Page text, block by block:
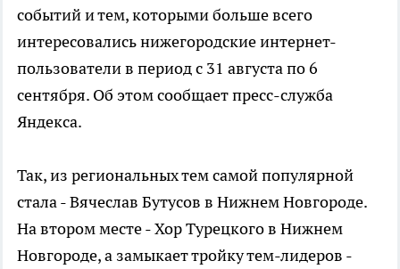
событий и тем, которыми больше всего
интересовались нижегородские интернет-
пользователи в период с 31 августа по 6
сентября. Об этом сообщает пресс-служба
Яндекса.
Так, из региональных тем самой популярной
стала - Вячеслав Бутусов в Нижнем Новгороде.
На втором месте - Хор Турецкого в Нижнем
Новгороде, а замыкает тройку тем-лидеров -